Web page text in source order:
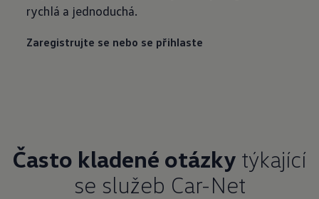
rychlá a jednoduchá.
Zaregistrujte se nebo se přihlaste
Často kladené otázky týkající
se služeb Car-Net